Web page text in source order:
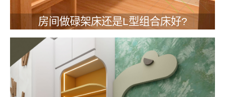
房间做碌架床还是L型组合床好?